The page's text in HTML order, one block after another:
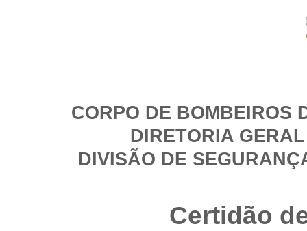
CORPO DE BOMBEIROS
DIRETORIA
DIVISÃO DE
Certidão